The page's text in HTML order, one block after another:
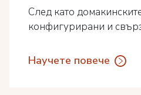
След като
конфигурирани и
Научете повече